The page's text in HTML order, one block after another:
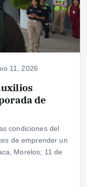
11, 2026
de
condiciones del
de emprender un
Morelos; 11 de